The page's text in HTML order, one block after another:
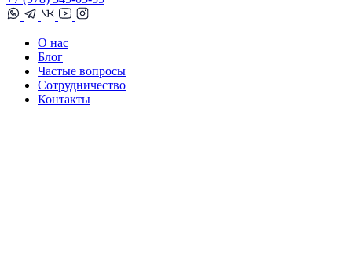
О нас
Блог
Частые вопросы
Сотрудничество
Контакты